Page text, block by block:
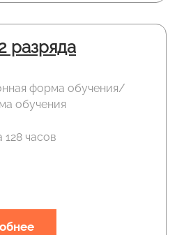
разряда
форма обучения/
обучения
часов